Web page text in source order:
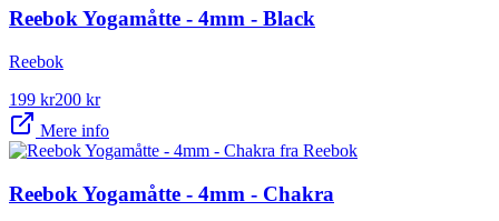
Reebok Yogamåtte - 4mm - Black
Reebok
199 kr200 kr
Mere info
Reebok Yogamåtte - 4mm - Chakra